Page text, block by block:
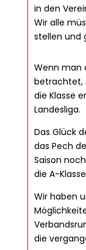
in den
Wir alle
stellen und
Wenn man
betrachtet,
die Klasse
Landesliga.
Das Glück
das Pech
Saison
die A-
Wir haben
die